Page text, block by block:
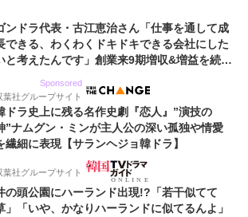
ンドラ代表・古江恵治さん「仕事を通して成
できる、わくわくドキドキできる会社にした
と考えたんです」創業来9期増収&増益を続け
Sponsored
葉社グループサイト
ドラ史上に残る名作史劇『恋人』”演技の
”ナムグン・ミンが主人公の深い孤独や情愛
繊細に表現【サランヘジョ韓ドラ】
葉社グループサイト
の頭公園にハーランド出現!?「若干似てて
」「いや、かなりハーランドに似てるんよ」